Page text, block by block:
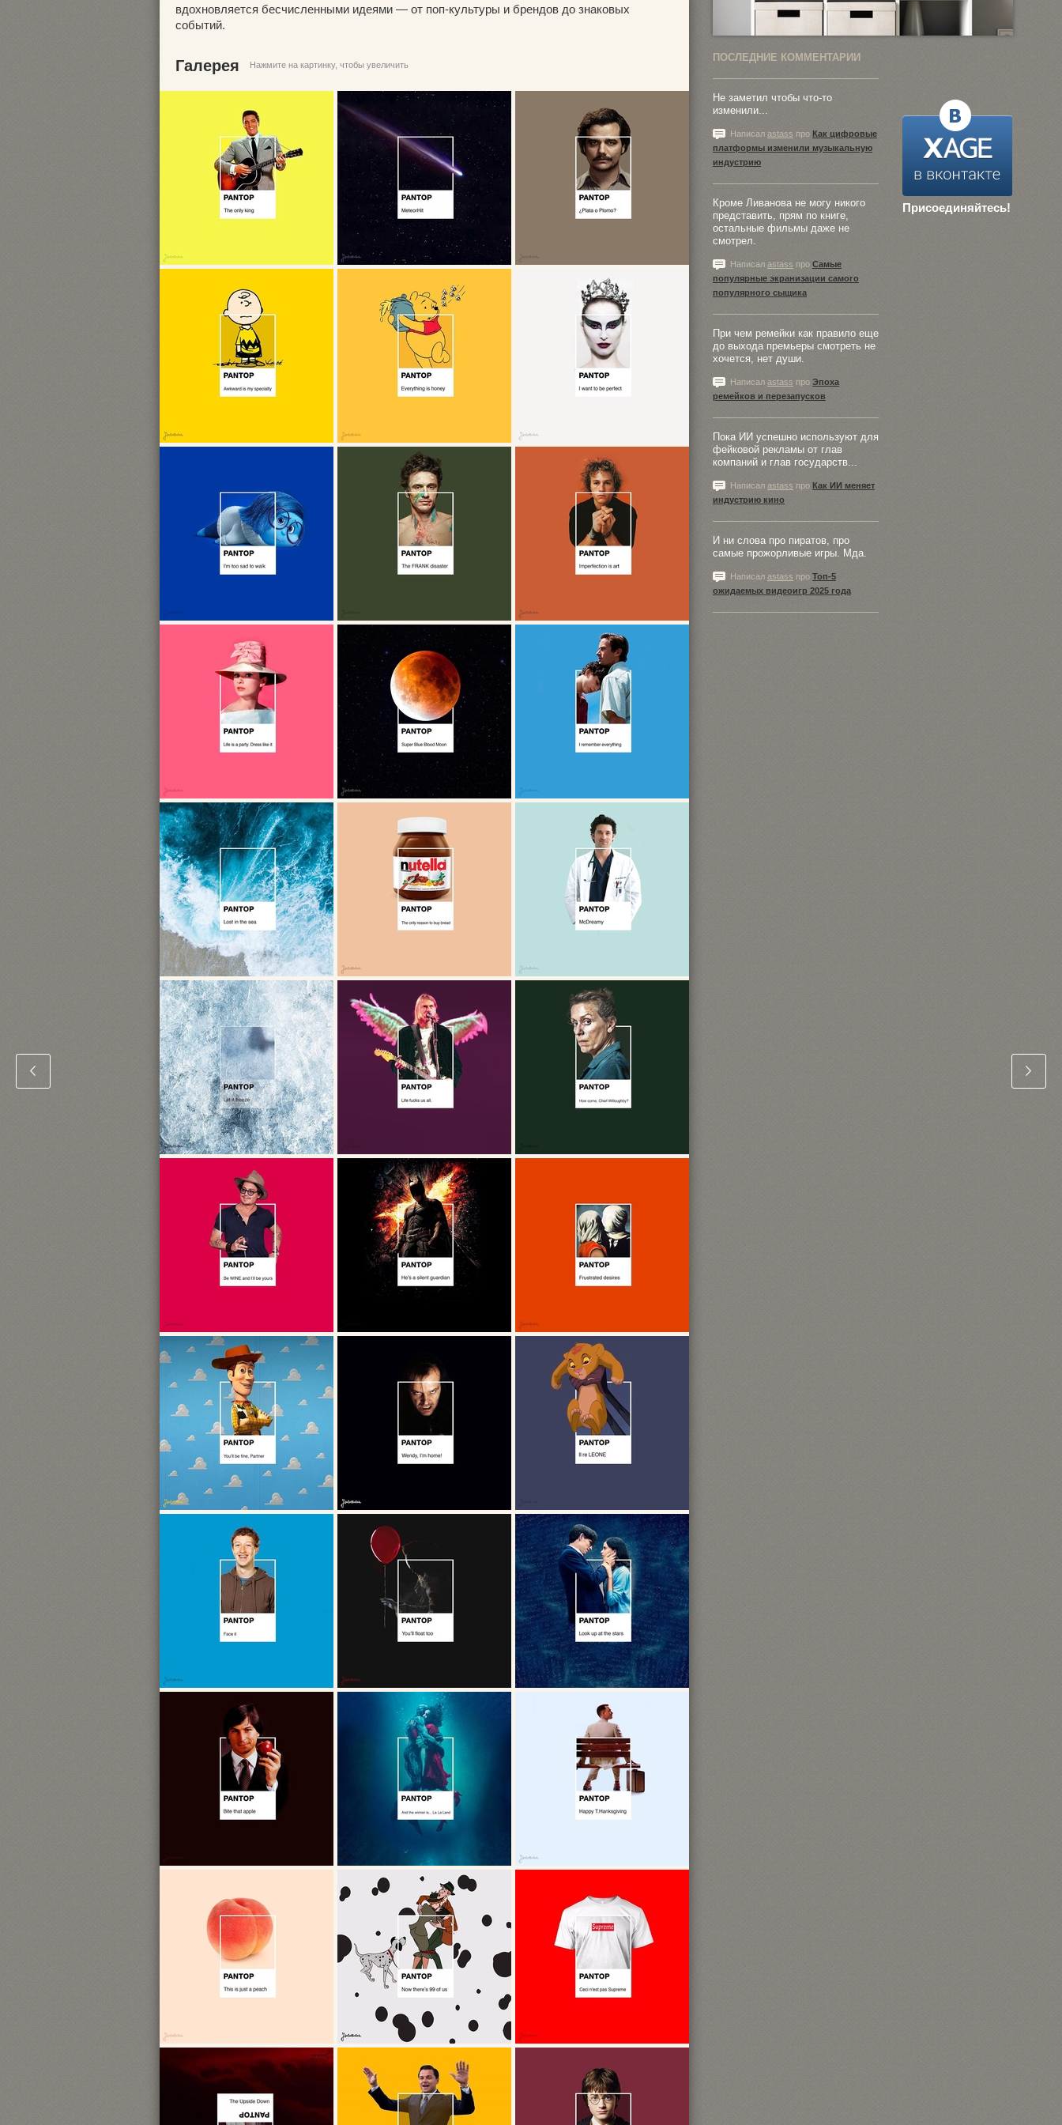
вдохновляется бесчисленными идеями — от поп-культуры и брендов до знаковых
событий.
Галерея Нажмите на картинку, чтобы увеличить
ПОСЛЕДНИЕ КОММЕНТАРИИ
Присоединяйтесь!
Не заметил чтобы что-то
изменили...
Написал astass про Как цифровые
платформы изменили музыкальную
индустрию
Кроме Ливанова не могу никого
представить, прям по книге,
остальные фильмы даже не
смотрел.
Написал astass про Самые
популярные экранизации самого
популярного сыщика
При чем ремейки как правило еще
до выхода премьеры смотреть не
хочется, нет души.
Написал astass про Эпоха
ремейков и перезапусков
Пока ИИ успешно используют для
фейковой рекламы от глав
компаний и глав государств...
Написал astass про Как ИИ меняет
индустрию кино
И ни слова про пиратов, про
самые прожорливые игры. Мда.
Написал astass про Топ-5
ожидаемых видеоигр 2025 года